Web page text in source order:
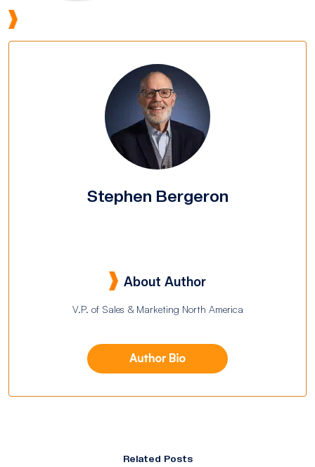
Stephen Bergeron
About Author
V.P. of Sales & Marketing North America
Author Bio
Related Posts